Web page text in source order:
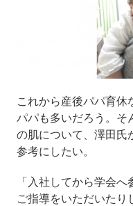
これから産後パパ育休
パパも多いだろう。そ
の肌について、澤田氏
参考にしたい。
「入社してから学会
ご指導をいただいたり